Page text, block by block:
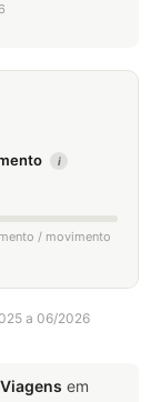
i
/ movimento
a 06/2026
em